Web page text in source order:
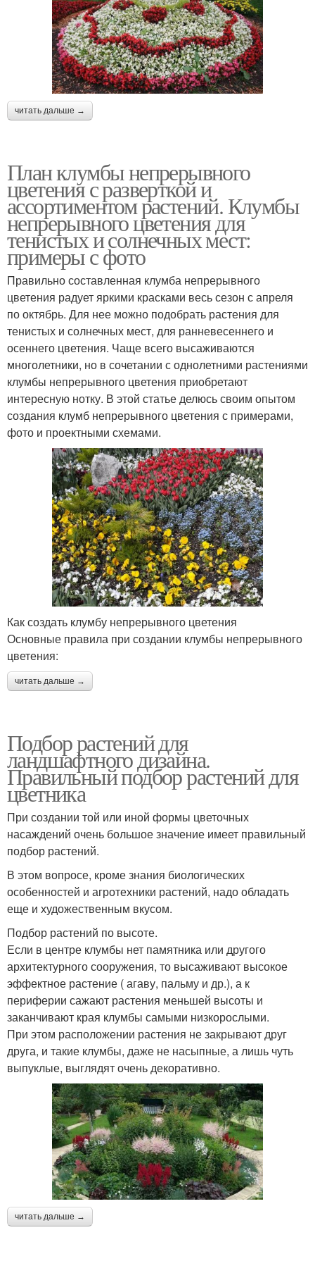
читать дальше →
План клумбы непрерывного
цветения с разверткой и
ассортиментом растений. Клумбы
непрерывного цветения для
тенистых и солнечных мест:
примеры с фото
Правильно составленная клумба непрерывного
цветения радует яркими красками весь сезон с апреля
по октябрь. Для нее можно подобрать растения для
тенистых и солнечных мест, для ранневесеннего и
осеннего цветения. Чаще всего высаживаются
многолетники, но в сочетании с однолетними растениями
клумбы непрерывного цветения приобретают
интересную нотку. В этой статье делюсь своим опытом
создания клумб непрерывного цветения с примерами,
фото и проектными схемами.
Как создать клумбу непрерывного цветения
Основные правила при создании клумбы непрерывного
цветения:
читать дальше →
Подбор растений для
ландшафтного дизайна.
Правильный подбор растений для
цветника
При создании той или иной формы цветочных
насаждений очень большое значение имеет правильный
подбор растений.
В этом вопросе, кроме знания биологических
особенностей и агротехники растений, надо обладать
еще и художественным вкусом.
Подбор растений по высоте.
Если в центре клумбы нет памятника или другого
архитектурного сооружения, то высаживают высокое
эффектное растение ( агаву, пальму и др.), а к
периферии сажают растения меньшей высоты и
заканчивают края клумбы самыми низкорослыми.
При этом расположении растения не закрывают друг
друга, и такие клумбы, даже не насыпные, а лишь чуть
выпуклые, выглядят очень декоративно.
читать дальше →